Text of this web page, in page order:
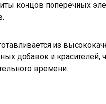
концов поперечных
из
добавок и красителей,
времени.